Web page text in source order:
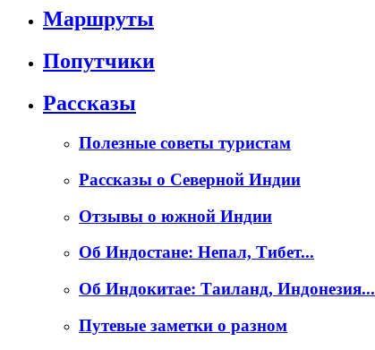
Маршруты
Попутчики
Рассказы
Полезные советы туристам
Рассказы о Северной Индии
Отзывы о южной Индии
Об Индостане: Непал, Тибет...
Об Индокитае: Таиланд, Индонезия...
Путевые заметки о разном